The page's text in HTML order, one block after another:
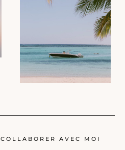
COLLABORER AVEC MOI